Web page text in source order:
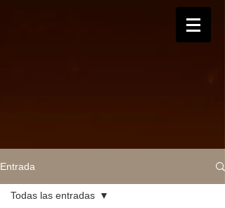
Entrada
Todas las entradas